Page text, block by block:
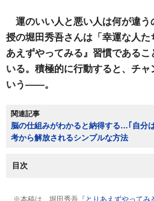
運のいい人と悪い人は何が違
授の堀田秀吾さんは「幸運な人た
あえずやってみる』習慣である
いる。積極的に行動すると、チ
いう――。
関連記事
脳の仕組みがわかると納得する…｢自分
考から解放されるシンプルな方法
目次
※本稿は、堀田秀吾『 とりあえずやってみ